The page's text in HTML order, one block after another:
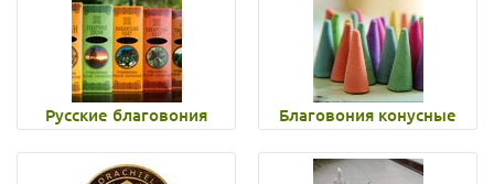
Русские благовония Благовония конусные